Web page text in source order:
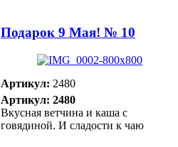
Подарок 9 Мая! № 10
Артикул: 2480
Артикул: 2480
Вкусная ветчина и каша с
говядиной. И сладости к чаю